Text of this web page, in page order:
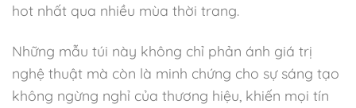
hot nhất qua nhiều mùa thời trang.
Những mẫu túi này không chỉ phản ánh giá trị
nghệ thuật mà còn là minh chứng cho sự sáng tạo
không ngừng nghỉ của thương hiệu, khiến mọi tín